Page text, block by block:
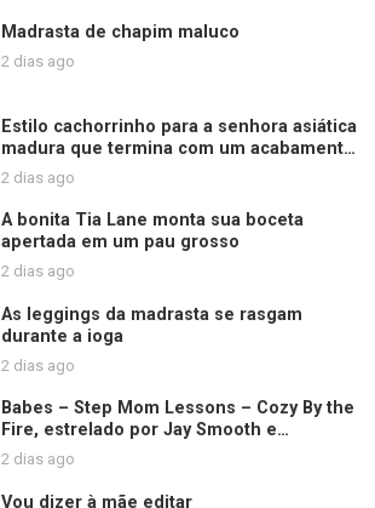
Madrasta de chapim maluco
2 dias ago
Estilo cachorrinho para a senhora asiática
madura que termina com um acabamento
de creme desleixado
2 dias ago
A bonita Tia Lane monta sua boceta
apertada em um pau grosso
2 dias ago
As leggings da madrasta se rasgam
durante a ioga
2 dias ago
Babes – Step Mom Lessons – Cozy By the
Fire, estrelado por Jay Smooth e
Christiana Cinn e Jasmine Jae
2 dias ago
Vou dizer à mãe editar